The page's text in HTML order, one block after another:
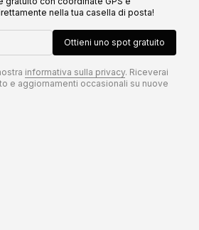
nella tua casella di posta!
Ottieni uno spot gratuito
informativa sulla privacy. Riceverai
e aggiornamenti occasionali su nuove